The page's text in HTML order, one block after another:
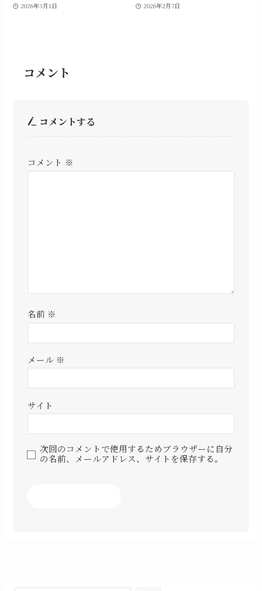
2026年3月1日 2026年2月7日
コメント
コメントする
コメント ※
名前 ※
メール ※
サイト
次回のコメントで使用するためブラウザーに自分
の名前、メールアドレス、サイトを保存する。